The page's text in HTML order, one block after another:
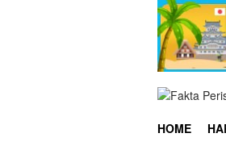
HOME